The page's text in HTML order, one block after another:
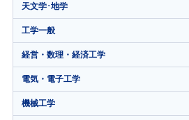
天文学･地学
工学一般
経営・数理・経済工学
電気・電子工学
機械工学